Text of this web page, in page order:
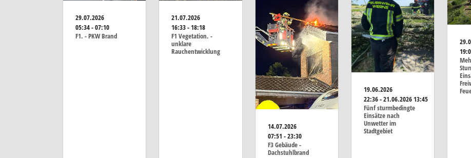
29.07.2026
05:34 - 07:10
F1. - PKW Brand
21.07.2026
16:33 - 18:18
F1 Vegetation. -
unklare
Rauchentwicklung
14.07.2026
07:51 - 23:30
F3 Gebäude -
Dachstuhlbrand
19.06.2026
22:36 - 21.06.2026 13:45
Fünf sturmbedingte
Einsätze nach
Unwetter im
Stadtgebiet